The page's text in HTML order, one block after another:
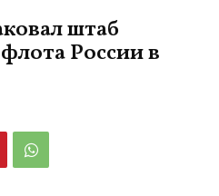
штаб
России в